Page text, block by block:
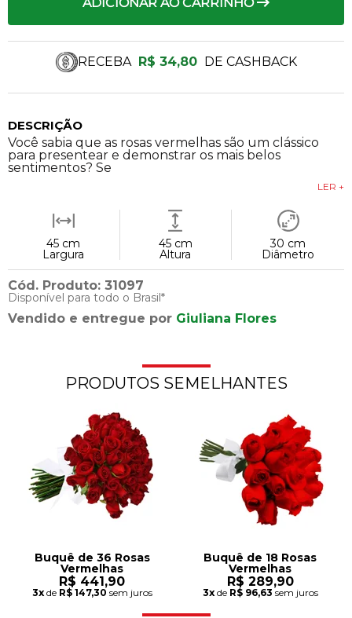
DESCRIÇÃO
Você sabia que as rosas vermelhas são um clássico
para presentear e demonstrar os mais belos
sentimentos? Se
LER +
45 cm
Largura
45 cm
Altura
30 cm
Diâmetro
Cód. Produto: 31097
Disponível para todo o Brasil*
Vendido e entregue por Giuliana Flores
RECEBA R$ 34,80 DE CASHBACK
PRODUTOS SEMELHANTES
Buquê de 36 Rosas
Vermelhas
R$ 441,90
3xde R$ 147,30sem juros
Buquê de 18 Rosas
Vermelhas
R$ 289,90
3xde R$ 96,63 sem juros